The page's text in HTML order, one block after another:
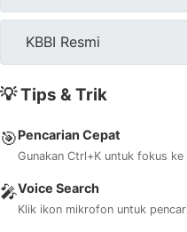
KBBI Resmi
💡 Tips & Trik
🎯Pencarian Cepat
Gunakan Ctrl+K untuk fokus ke
🎤Voice Search
Klik ikon mikrofon untuk